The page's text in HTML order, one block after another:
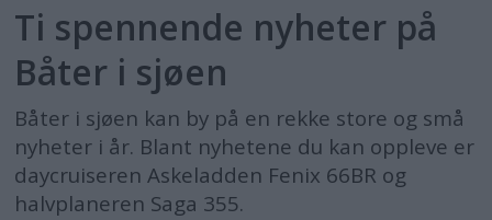
Ti spennende nyheter på
Båter i sjøen
Båter i sjøen kan by på en rekke store og små
nyheter i år. Blant nyhetene du kan oppleve er
daycruiseren Askeladden Fenix 66BR og
halvplaneren Saga 355.